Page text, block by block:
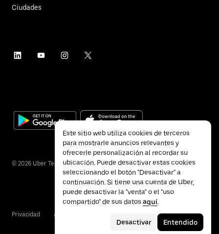
Ciudades
© 2026 Uber Technologies Inc.
Privacidad Accesibilidad
Este sitio web utiliza cookies de terceros
para mostrarle anuncios relevantes y
ofrecerle personalización al recordar su
ubicación. Puede desactivar estas cookies
seleccionando el botón "Desactivar" a
continuación. Si tiene una cuenta de Uber,
puede desactivar la "venta" o el "uso
compartido" de sus datos aquí.
Desactivar Entendido